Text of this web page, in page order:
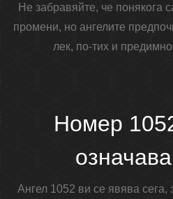
Не забравяйте, че понякога
промени, но ангелите
лек, по-тих и
Номер
Ангел 1052 ви се явява